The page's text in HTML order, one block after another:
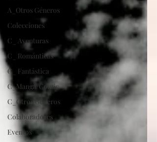
A_Otros Géneros
Colecciones
C_ Aventuras
C_ Románticas
C_ Fantástica
C_Manga/Comic
C_Otros Géneros
Colaboradores
Eventos